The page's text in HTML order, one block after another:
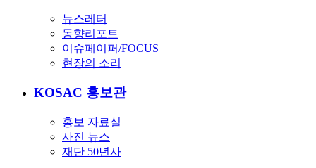
뉴스레터
동향리포트
이슈페이퍼/FOCUS
현장의 소리
KOSAC 홍보관
홍보 자료실
사진 뉴스
재단 50년사